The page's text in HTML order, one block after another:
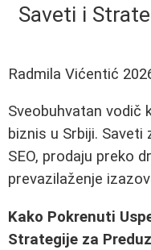
Saveti i
Radmila Vićentić
Sveobuhvatan vodič
biznis u Srbiji.
SEO, prodaju preko
prevazilaženje
Kako Pokrenuti
Strategije za